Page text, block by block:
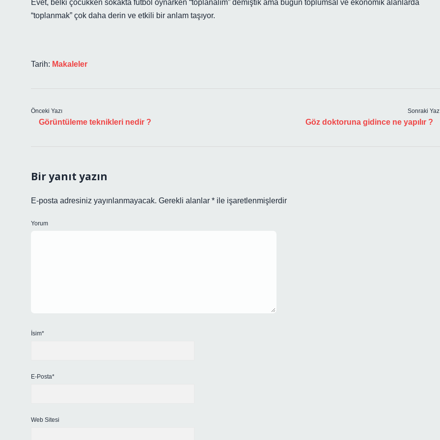
Evet, belki çocukken sokakta futbol oynarken “toplanalım” demiştik ama bugün toplumsal ve ekonomik alanlarda
“toplanmak” çok daha derin ve etkili bir anlam taşıyor.
Tarih: Makaleler
Önceki Yazı
Görüntüleme teknikleri nedir ?
Sonraki
Göz doktoruna gidince ne yapılır ?
Bir yanıt yazın
E-posta adresiniz yayınlanmayacak. Gerekli alanlar * ile işaretlenmişlerdir
Yorum
İsim*
E-Posta*
Web Sitesi